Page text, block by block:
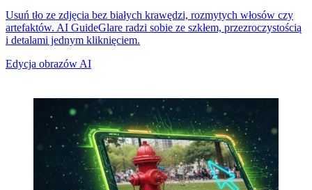
Usuń tło ze zdjęcia bez białych krawędzi, rozmytych włosów czy
artefaktów. AI GuideGlare radzi sobie ze szkłem, przezroczystością
i detalami jednym kliknięciem.
Edycja obrazów AI